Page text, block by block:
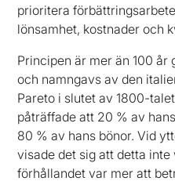
prioritera
lönsamhet, kostnader och
Principen är mer än 100
och namngavs av den
Pareto i slutet av 1800-
påträffade att 20 % av
80 % av hans bönor. Vid
visade det sig att detta
förhållandet var mer att